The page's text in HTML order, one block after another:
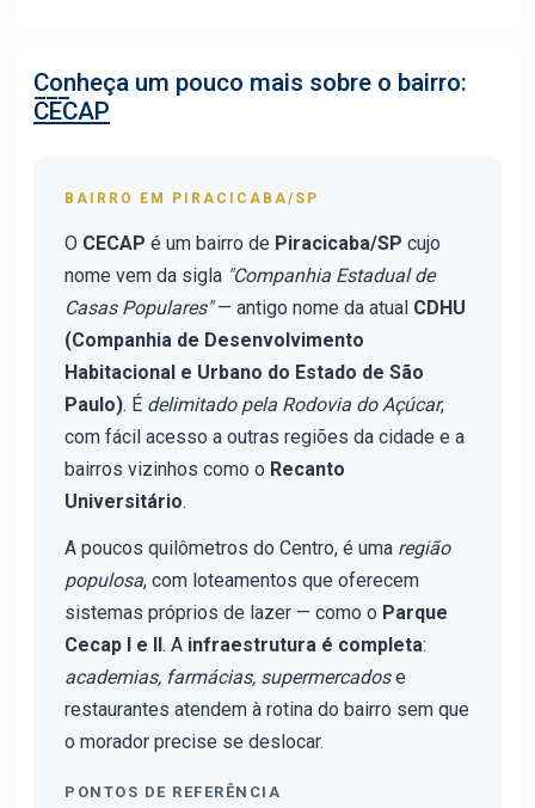
Conheça um pouco mais sobre o bairro:
CECAP
BAIRRO EM PIRACICABA/SP
O CECAP é um bairro de Piracicaba/SP cujo
nome vem da sigla "Companhia Estadual de
Casas Populares"— antigo nome da atual CDHU
(Companhia de Desenvolvimento
Habitacional e Urbano do Estado de São
Paulo). É delimitado pela Rodovia do Açúcar,
com fácil acesso a outras regiões da cidade e a
bairros vizinhos como o Recanto
Universitário.
A poucos quilômetros do Centro, é uma região
populosa, com loteamentos que oferecem
sistemas próprios de lazer — como o Parque
Cecap I e II. A infraestrutura é completa:
academias, farmácias, supermercadose
restaurantes atendem à rotina do bairro sem que
o morador precise se deslocar.
PONTOS DE REFERÊNCIA